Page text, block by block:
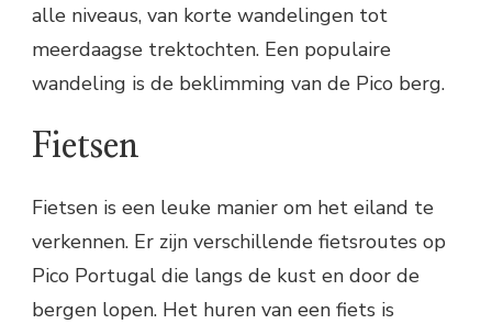
alle niveaus, van korte wandelingen tot
meerdaagse trektochten. Een populaire
wandeling is de beklimming van de Pico berg.
Fietsen
Fietsen is een leuke manier om het eiland te
verkennen. Er zijn verschillende fietsroutes op
Pico Portugal die langs de kust en door de
bergen lopen. Het huren van een fiets is